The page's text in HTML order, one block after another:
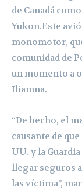
de Canadá
Yukon.Este
monomotor,
comunidad de
un momento a
Iliamna.
“De hecho, el
causante de
UU. y la
llegar seguros
las víctima”,